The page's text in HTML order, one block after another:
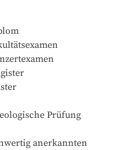
Prüfung
anerkannten